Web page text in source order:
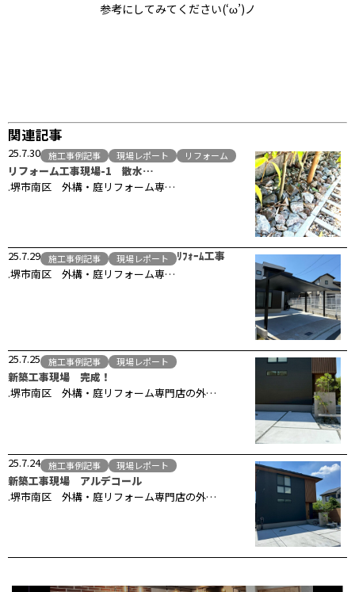
参考にしてみてください(‘ω’)ノ
関連記事
25.7.30 施工事例記事 現場レポート リフォーム
リフォーム工事現場-1 散水…
.堺市南区 外構・庭リフォーム専…
25.7.29 施工事例記事 現場レポート
ﾘﾌｫｰﾑ工事
.堺市南区 外構・庭リフォーム専…
25.7.25 施工事例記事 現場レポート
新築工事現場 完成！
.堺市南区 外構・庭リフォーム専門店の外…
25.7.24 施工事例記事 現場レポート
新築工事現場 アルデコール
.堺市南区 外構・庭リフォーム専門店の外…